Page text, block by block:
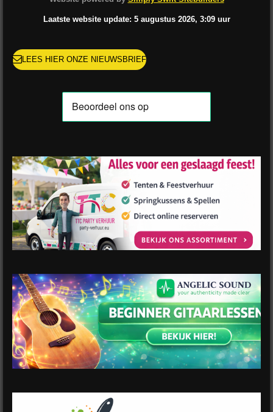
k
r
a
r
s
b
e
A
p
p
Laatste website update: 5 augustus 2026, 3:09 uur
LEES HIER ONZE NIEUWSBRIEF